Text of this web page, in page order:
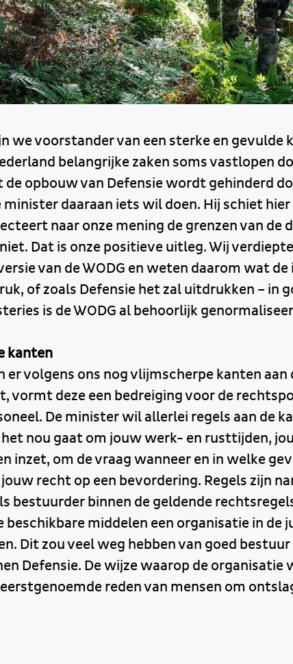
we voorstander van een sterke en gevulde
belangrijke zaken soms vastlopen
de opbouw van Defensie wordt gehinderd
minister daaraan iets wil doen. Hij schiet
naar onze mening de grenzen van de
Dat is onze positieve uitleg. Wij
van de WODG en weten daarom wat
of zoals Defensie het zal uitdrukken – in
is de WODG al behoorlijk
kanten
er volgens ons nog vlijmscherpe kanten aan
vormt deze een bedreiging voor de
De minister wil allerlei regels aan de
nou gaat om jouw werk- en rusttijden,
inzet, om de vraag wanneer en in welke
recht op een bevordering. Regels zijn
bestuurder binnen de geldende
beschikbare middelen een organisatie in de
Dit zou veel weg hebben van goed
Defensie. De wijze waarop de organisatie
reden van mensen om